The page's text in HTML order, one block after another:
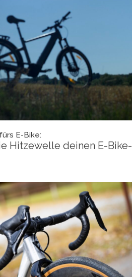
E-Bike:
Hitzewelle deinen E-Bike-